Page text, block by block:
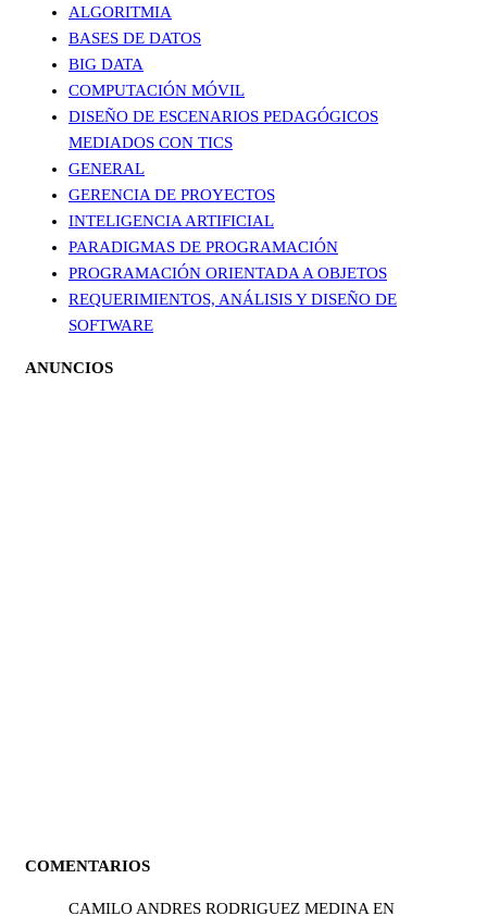
ALGORITMIA
BASES DE DATOS
BIG DATA
COMPUTACIÓN MÓVIL
DISEÑO DE ESCENARIOS PEDAGÓGICOS
MEDIADOS CON TICS
GENERAL
GERENCIA DE PROYECTOS
INTELIGENCIA ARTIFICIAL
PARADIGMAS DE PROGRAMACIÓN
PROGRAMACIÓN ORIENTADA A OBJETOS
REQUERIMIENTOS, ANÁLISIS Y DISEÑO DE
SOFTWARE
ANUNCIOS
COMENTARIOS
CAMILO ANDRES RODRIGUEZ MEDINAEN